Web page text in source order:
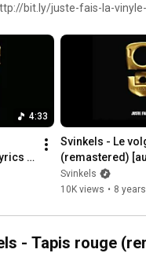
bit.ly/juste-fais-la-
4:33
Svinkels - Le
(remastered)
Svinkels
10K views • 8
- Tapis rouge